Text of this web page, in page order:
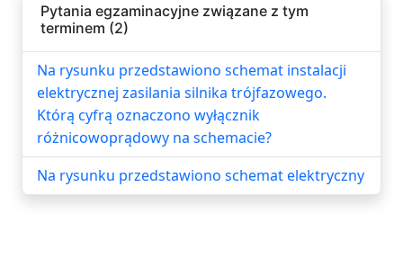
Pytania egzaminacyjne związane z tym
terminem (2)
Na rysunku przedstawiono schemat instalacji
elektrycznej zasilania silnika trójfazowego.
Którą cyfrą oznaczono wyłącznik
różnicowoprądowy na schemacie?
Na rysunku przedstawiono schemat elektryczny